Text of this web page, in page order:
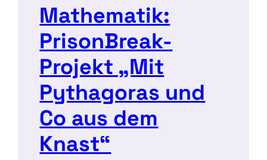
Mathematik:
PrisonBreak-
Projekt „Mit
Pythagoras und
Co aus dem
Knast“